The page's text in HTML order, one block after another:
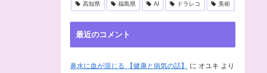
高知県 福島県 AI ドラレコ 美術
最近のコメント
鼻水に血が混じる 【健康と病気の話】 に オユキ より